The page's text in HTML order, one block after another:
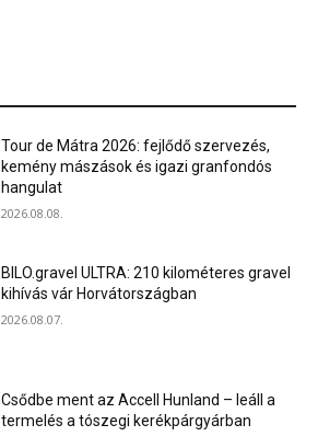
Tour de Mátra 2026: fejlődő szervezés,
kemény mászások és igazi granfondós
hangulat
2026.08.08.
BILO.gravel ULTRA: 210 kilométeres gravel
kihívás vár Horvátországban
2026.08.07.
Csődbe ment az Accell Hunland – leáll a
termelés a tószegi kerékpárgyárban